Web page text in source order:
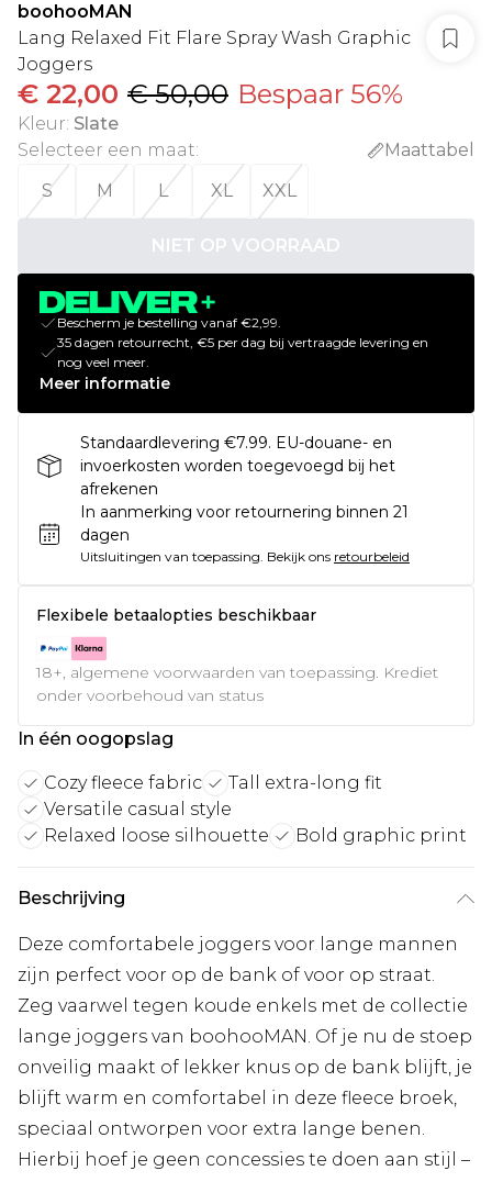
boohooMAN
Lang Relaxed Fit Flare Spray Wash Graphic
Joggers
€ 22,00 € 50,00 Bespaar 56%
Kleur: Slate
Selecteer een maat:
Maattabel
S
M L XL XXL
NIET OP VOORRAAD
Bescherm je bestelling vanaf €2,99.
35 dagen retourrecht, €5 per dag bij vertraagde levering en
nog veel meer.
Meer informatie
Standaardlevering €7.99. EU-douane- en
invoerkosten worden toegevoegd bij het
afrekenen
In aanmerking voor retournering binnen 21
dagen
Uitsluitingen van toepassing. Bekijk ons retourbeleid
Flexibele betaalopties beschikbaar
18+, algemene voorwaarden van toepassing. Krediet
onder voorbehoud van status
In één oogopslag
Cozy fleece fabric
Tall extra-long fit
Versatile casual style
Relaxed loose silhouette
Bold graphic print
Beschrijving
Deze comfortabele joggers voor lange mannen
zijn perfect voor op de bank of voor op straat.
Zeg vaarwel tegen koude enkels met de collectie
lange joggers van boohooMAN. Of je nu de stoep
onveilig maakt of lekker knus op de bank blijft, je
blijft warm en comfortabel in deze fleece broek,
speciaal ontworpen voor extra lange benen.
Hierbij hoef je geen concessies te doen aan stijl –